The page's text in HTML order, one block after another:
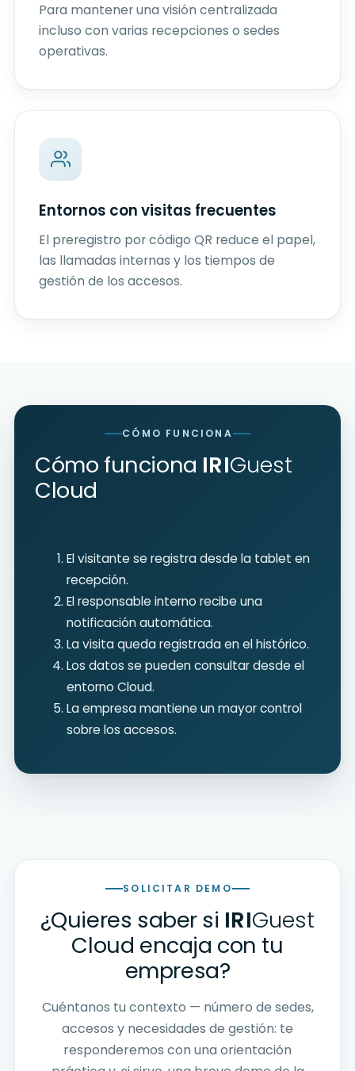
Para mantener una visión centralizada
incluso con varias recepciones o sedes
operativas.
Entornos con visitas frecuentes
El preregistro por código QR reduce el papel,
las llamadas internas y los tiempos de
gestión de los accesos.
CÓMO FUNCIONA
Cómo funciona IRIGuest
Cloud
El visitante se registra desde la tablet en
recepción.
El responsable interno recibe una
notificación automática.
La visita queda registrada en el histórico.
Los datos se pueden consultar desde el
entorno Cloud.
La empresa mantiene un mayor control
sobre los accesos.
SOLICITAR DEMO
¿Quieres saber si IRIGuest
Cloud encaja con tu
empresa?
Cuéntanos tu contexto — número de sedes,
accesos y necesidades de gestión: te
responderemos con una orientación